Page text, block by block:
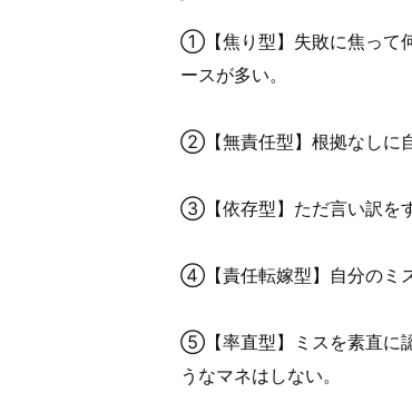
①【焦り型】失敗に焦って
ースが多い。
②【無責任型】根拠なしに
③【依存型】ただ言い訳を
④【責任転嫁型】自分のミ
⑤【率直型】ミスを素直に
うなマネはしない。